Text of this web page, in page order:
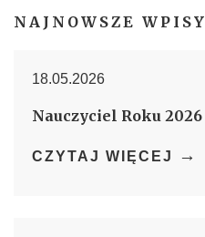
NAJNOWSZE WPISY
18.05.2026
Nauczyciel Roku 2026
CZYTAJ WIĘCEJ →